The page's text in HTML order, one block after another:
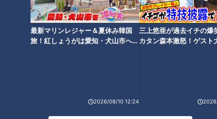
最新マリンレジャー＆夏休み韓国
旅！紅しょうがは愛知・犬山市へ
2026/08/10 12:24
三上悠亜が過去イチの爆
カタン森本激怒！ゲスト
オススメ関連コンテンツ
グルメ」を巡る旅⑤【道との遭
グルメ」を巡る旅④【道との遭